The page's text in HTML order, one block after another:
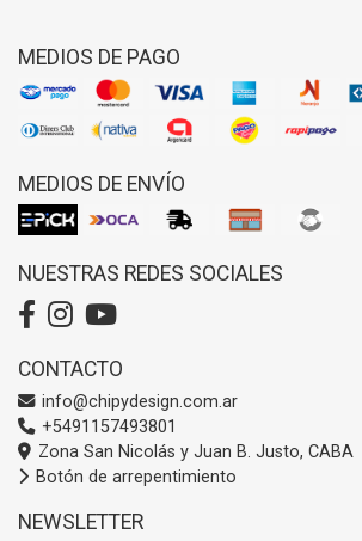
MEDIOS DE PAGO
MEDIOS DE ENVÍO
NUESTRAS REDES SOCIALES
CONTACTO
info@chipydesign.com.ar
+5491157493801
Zona San Nicolás y Juan B. Justo, CABA
Botón de arrepentimiento
NEWSLETTER